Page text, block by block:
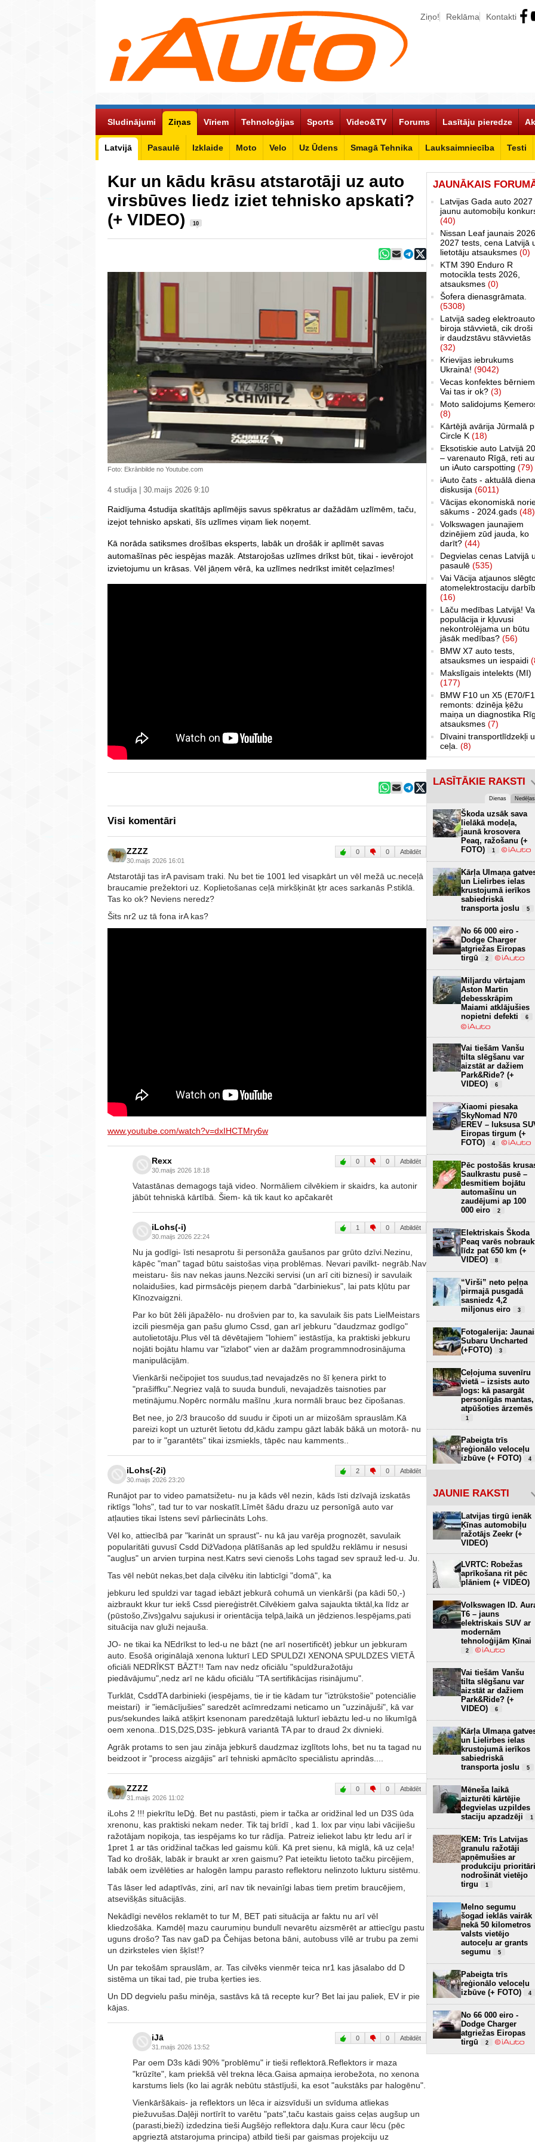
Ziņo! Reklāma Kontakti
Sludinājumi Ziņas
Latvijā Pasaulē Izklaide Moto Velo Uz Ūdens Smagā Tehnika Lauksaimniecība Testi
Vīriem Tehnoloģijas Sports Video&TV Forums Lasītāju pieredze
Kur un kādu krāsu atstarotāji uz auto
virsbūves liedz iziet tehnisko apskati?
(+ VIDEO)
10
Foto: Ekrānbilde no Youtube.com
4 studija | 30.maijs 2026 9:10
Raidījuma 4studija skatītājs aplīmējis savus spēkratus ar dažādām uzlīmēm, taču,
izejot tehnisko apskati, šīs uzlīmes viņam liek noņemt.
Kā norāda satiksmes drošības eksperts, labāk un drošāk ir aplīmēt savas
automašīnas pēc iespējas mazāk. Atstarojošas uzlīmes drīkst būt, tikai - ievērojot
izvietojumu un krāsas. Vēl jāņem vērā, ka uzlīmes nedrīkst imitēt ceļazīmes!
Visi komentāri
ZZZZ
30.maijs 2026 16:01
0 0 Atbildēt
Atstarotāji tas irA pavisam traki. Nu bet tie 1001 led visapkārt un vēl mežā uc.neceļā
braucamie prežektori uz. Koplietošanas ceļā mirkšķināt ķtr aces sarkanās P.stiklā.
Tas ko ok? Neviens neredz?
Šits nr2 uz tā fona irA kas?
www.youtube.com/watch?v=dxIHCTMry6w
Rexx
30.maijs 2026 18:18
0 0 Atbildēt
Vatastānas demagogs tajā video. Normāliem cilvēkiem ir skaidrs, ka autonir
jābūt tehniskā kārtībā. Šiem- kā tik kaut ko apčakarēt
iLohs(-i)
30.maijs 2026 22:24
1 0 Atbildēt
Nu ja godīgi- īsti nesaprotu ši personāža gaušanos par grūto dzīvi.Nezinu,
kāpēc "man" tagad būtu saistošas viņa problēmas. Nevari pavilkt- negrāb.Nav
meistaru- šis nav nekas jauns.Nezciki servisi (un arī citi biznesi) ir savulaik
nolaidušies, kad pirmsācējs pieņem darbā "darbiniekus", lai pats kļūtu par
Kīnozvaigzni.
Par ko būt žēli jāpažēlo- nu drošvien par to, ka savulaik šis pats LielMeistars
izcili piesmēja gan pašu glumo Cssd, gan arī jebkuru "daudzmaz godīgo"
autolietotāju.Plus vēl tā dēvētajiem "lohiem" iestāstīja, ka praktiski jebkuru
nojāti bojātu hlamu var "izlabot" vien ar dažām programmnodrosinājuma
manipulācijām.
Vienkārši nečipojiet tos suudus,tad nevajadzēs no šī ķenera pirkt to
"prašiffku".Negriez vaļā to suuda bunduli, nevajadzēs taisnoties par
metinājumu.Nopērc normālu mašīnu ,kura normāli brauc bez čipošanas.
Bet nee, jo 2/3 braucošo dd suudu ir čipoti un ar miizošām sprauslām.Kā
pareizi kopt un uzturēt lietotu dd,kādu zampu gāzt labāk bākā un motorā- nu
par to ir "garantēts" tikai izsmiekls, tāpēc nau kamments..
iLohs(-2i)
30.maijs 2026 23:20
2 0 Atbildēt
Runājot par to video pamatsižetu- nu ja kāds vēl nezin, kāds īsti dzīvajā izskatās
riktīgs "lohs", tad tur to var noskatīt.Līmēt šādu drazu uz personīgā auto var
atļauties tikai īstens sevī pārliecināts Lohs.
Vēl ko, attiecībā par "karināt un spraust"- nu kā jau varēja prognozēt, savulaik
popularitāti guvusī Csdd DižVadoņa plātīšanās ap led spuldžu reklāmu ir nesusi
"augļus" un arvien turpina nest.Katrs sevi cienošs Lohs tagad sev sprauž led-u. Ju.
Tas vēl nebūt nekas,bet daļa cilvēku itin labticīgi "domā", ka
jebkuru led spuldzi var tagad iebāzt jebkurā cohumā un vienkārši (pa kādi 50,-)
aizbraukt kkur tur iekš Cssd piereģistrēt.Cilvēkiem galva sajaukta tiktāl,ka līdz ar
(pūstošo,Zivs)galvu sajukusi ir orientācija telpā,laikā un jēdzienos.Iespējams,pati
situācija nav gluži nejauša.
JO- ne tikai ka NEdrīkst to led-u ne bāzt (ne arī nosertificēt) jebkur un jebkuram
auto. Esošā originālajā xenona lukturī LED SPULDZI XENONA SPULDZES VIETĀ
oficiāli NEDRĪKST BĀZT!! Tam nav nedz oficiālu "spuldžuražotāju
piedāvājumu",nedz arī ne kādu oficiālu "TA sertifikācijas risinājumu".
Turklāt, CsddTA darbinieki (iespējams, tie ir tie kādam tur "iztrūkstošie" potenciālie
meistari) ir "iemācījušies" saredzēt acīmredzami neticamo un "uzzinājuši", kā var
pus/sekundes laikā atšķirt ksenonam paredzētajā lukturī iebāztu led-u no likumīgā
oem xenona..D1S,D2S,D3S- jebkurā variantā TA par to draud 2x divnieki.
Agrāk protams to sen jau zināja jebkurš daudzmaz izglītots lohs, bet nu ta tagad nu
beidzoot ir "process aizgājis" arī tehniski apmācīto speciālistu aprindās....
ZZZZ
31.maijs 2026 11:02
0 0 Atbildēt
iLohs 2 !!! piekrītu leDģ. Bet nu pastāsti, piem ir tačka ar oridžinal led un D3S ūda
xrenonu, kas praktiski nekam neder. Tik taj brīdī , kad 1. lox par viņu labi vācijiešu
ražotājam nopiķoja, tas iespējams ko tur rādīja. Patreiz ieliekot labu ķtr ledu arī ir
1pret 1 ar tās oridžinal tačkas led gaismu kūli. Kā pret sienu, kā miglā, kā uz ceļa!
Tad ko drošāk, labāk ir braukt ar xren gaismu? Pat ieteiktu lietoto tačku pircējiem,
labāk oem izvēlēties ar halogēn lampu parasto reflektoru nelinzoto lukturu sistēmu.
Tās lāser led adaptīvās, zini, arī nav tik nevainīgi labas tiem pretim braucējiem,
atsevišķās situācijās.
Nekādīgi nevēlos reklamēt to tur M, BET pati situācija ar faktu nu arī vēl
kliedzošāka. Kamdēļ mazu caurumiņu bundulī nevarētu aizsmērēt ar attiecīgu pastu
uguns drošo? Tas nav gaD pa Čehijas betona bāni, autobuss vīlē ar trubu pa zemi
un dzirksteles vien šķīst!?
Un par tekošām sprauslām, ar. Tas cilvēks vienmēr teica nr1 kas jāsalabo dd D
sistēma un tikai tad, pie truba ķerties ies.
Un DD degvielu pašu minēja, sastāvs kā tā recepte kur? Bet lai jau paliek, EV ir pie
kājas.
iJā
31.maijs 2026 13:52
0 0 Atbildēt
Par oem D3s kādi 90% "problēmu" ir tieši reflektorā.Reflektors ir maza
"krūzīte", kam priekšā vēl trekna lēca.Gaisa apmaiņa ierobežota, no xenona
karstums liels (ko lai agrāk nebūtu stāstījuši, ka esot "aukstāks par halogēnu".
Vienkāršākais- ja reflektors un lēca ir aizsvīduši un svīduma atliekas
piežuvušas.Daļēji nortīrīt to varētu "pats",taču kastais gaiss ceļas augšup un
(parasti,bieži) izdedzina tieši Augšējo reflektora daļu.Kura caur lēcu (pēc
apgrieztā atstarojuma principa) atbild tieši par gaismas projekciju uz
JAUNĀKAIS
Latvijas Gada auto 2027
jaunu automobiļu
(40)
Nissan Leaf jaunais
2027 tests, cena Latvijā
lietotāju atsauksmes (0)
KTM 390 Enduro R
motocikla tests 2026,
atsauksmes (0)
Šofera dienasgrāmata.
(5308)
Latvijā sadeg elektroauto
biroja stāvvietā, cik droši
ir daudzstāvu stāvvietās
(32)
Krievijas iebrukums
Ukrainā! (9042)
Vecas konfektes
Vai tas ir ok? (3)
Moto salidojums
(8)
Kārtējā avārija Jūrmalā
Circle K (18)
Eksotiskie auto Latvijā
– varenauto Rīgā, reti
un iAuto carspotting (79)
iAuto čats - aktuālā
diskusija (6011)
Vācijas ekonomiskā
sākums - 2024.gads (48)
Volkswagen jaunajiem
dzinējiem zūd jauda, ko
darīt? (44)
Degvielas cenas Latvijā
pasaulē (535)
Vai Vācija atjaunos
atomelektrostaciju
(16)
Lāču medības Latvijā!
populācija ir kļuvusi
nekontrolējama un būtu
jāsāk medības? (56)
BMW X7 auto tests,
atsauksmes un iespaidi
Makslīgais intelekts (MI)
(177)
BMW F10 un X5 (E70/
remonts: dzinēja ķēžu
maiņa un diagnostika
atsauksmes (7)
Dīvaini transportlīdzekļi
ceļa. (8)
LASĪTĀKIE RAKSTI
Dienas Nedēļas
Škoda uzsāk sava
lielākā modeļa,
jaunā krosovera
Peaq, ražošanu (+
FOTO)
1
Kārļa Ulmaņa
un Lielirbes ielas
krustojumā ierīkos
sabiedriskā
transporta joslu
5
No 66 000 eiro -
Dodge Charger
atgriežas Eiropas
tirgū
2
Miljardu vērtajam
Aston Martin
debesskrāpim
Maiami atklājušies
nopietni defekti
6
Vai tiešām Vanšu
tilta slēgšanu var
aizstāt ar dažiem
Park&Ride? (+
VIDEO)
6
Xiaomi piesaka
SkyNomad N70
EREV – luksusa
Eiropas tirgum (+
FOTO)
4
Pēc postošās
Saulkrastu pusē –
desmitiem bojātu
automašīnu un
zaudējumi ap 100
000 eiro
2
Elektriskais Škoda
Peaq varēs
līdz pat 650 km (+
VIDEO)
8
“Virši” neto peļņa
pirmajā pusgadā
sasniedz 4,2
miljonus eiro
3
Fotogalerija:
Subaru Uncharted
(+FOTO)
3
Ceļojuma suvenīru
vietā – izsists auto
logs: kā pasargāt
personīgās mantas,
atpūšoties ārzemēs
1
Pabeigta trīs
reģionālo veloceļu
izbūve (+ FOTO)
4
JAUNIE RAKSTI
Latvijas tirgū ienāk
Ķīnas automobiļu
ražotājs Zeekr (+
VIDEO)
LVRTC: Robežas
aprīkošana rit pēc
plāniem (+ VIDEO)
Volkswagen ID.
T6 – jauns
elektriskais SUV ar
modernām
tehnoloģijām Ķīnai
2
Vai tiešām Vanšu
tilta slēgšanu var
aizstāt ar dažiem
Park&Ride? (+
VIDEO)
6
Kārļa Ulmaņa
un Lielirbes ielas
krustojumā ierīkos
sabiedriskā
transporta joslu
5
Mēneša laikā
aizturēti kārtējie
degvielas uzpildes
staciju apzadzēji
1
KEM: Trīs Latvijas
granulu ražotāji
apņēmušies ar
produkciju prioritāri
nodrošināt vietējo
tirgu
1
Melno segumu
šogad ieklās vairāk
nekā 50 kilometros
valsts vietējo
autoceļu ar grants
segumu
5
Pabeigta trīs
reģionālo veloceļu
izbūve (+ FOTO)
4
No 66 000 eiro -
Dodge Charger
atgriežas Eiropas
tirgū
2